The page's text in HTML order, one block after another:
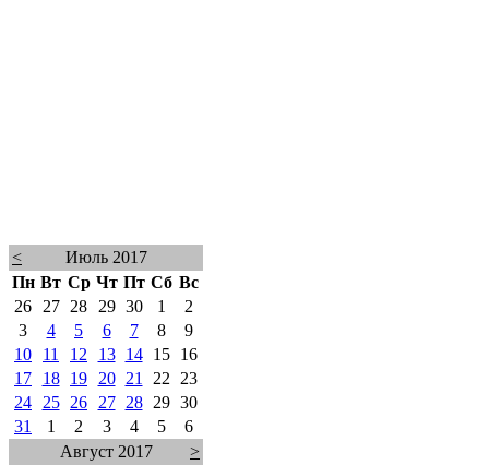
<
Июль 2017
Пн Вт Ср Чт Пт Сб Вс
26
27 28 29 30 1
2
3
4 5 6 7 8
9
10
11 12 13 14 15
16
17
18 19 20 21 22
23
24
25 26 27 28 29 30
31
1 2 3 4 5
6
Август 2017
>